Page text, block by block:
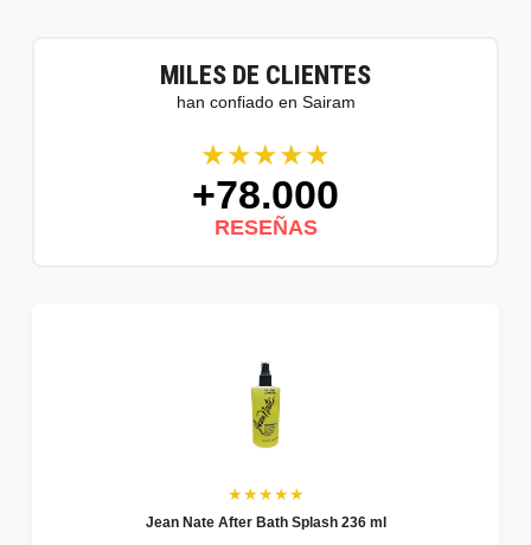
MILES DE CLIENTES
han confiado en Sairam
★★★★★
+78.000
RESEÑAS
★★★★★
Jean Nate After Bath Splash 236 ml